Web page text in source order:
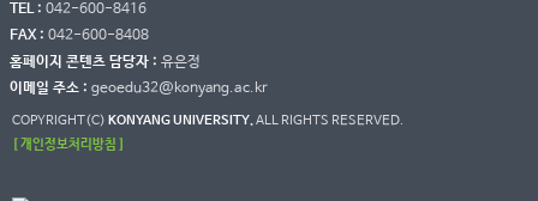
TEL : 042-600-8416
FAX : 042-600-8408
홈페이지 콘텐츠 담당자 : 유은정
이메일 주소 : geoedu32@konyang.ac.kr
COPYRIGHT(C) KONYANG UNIVERSITY.ALL RIGHTS RESERVED.
[ 개인정보처리방침 ]